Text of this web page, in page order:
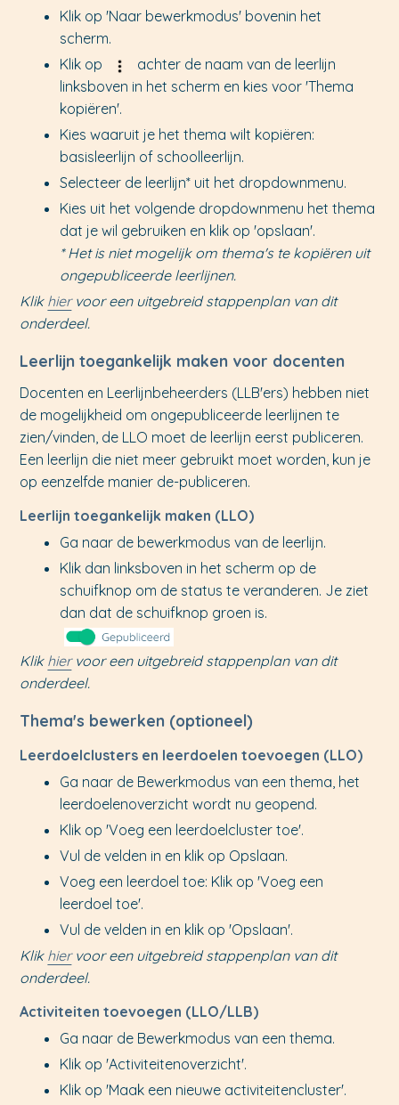
Klik op 'Naar bewerkmodus' bovenin het
scherm.
Klik op
achter de naam van de leerlijn
linksboven in het scherm en kies voor 'Thema
kopiëren'.
Kies waaruit je het thema wilt kopiëren:
basisleerlijn of schoolleerlijn.
Selecteer de leerlijn* uit het dropdownmenu.
Kies uit het volgende dropdownmenu het thema
dat je wil gebruiken en klik op 'opslaan'.
* Het is niet mogelijk om thema's te kopiëren uit
ongepubliceerde leerlijnen.
Klik hiervoor een uitgebreid stappenplan van dit
onderdeel.
Leerlijn toegankelijk maken voor docenten
Docenten en Leerlijnbeheerders (LLB'ers) hebben niet
de mogelijkheid om ongepubliceerde leerlijnen te
zien/vinden, de LLO moet de leerlijn eerst publiceren.
Een leerlijn die niet meer gebruikt moet worden, kun je
op eenzelfde manier de-publiceren.
Leerlijn toegankelijk maken (LLO)
Ga naar de bewerkmodus van de leerlijn.
Klik dan linksboven in het scherm op de
schuifknop om de status te veranderen. Je ziet
dan dat de schuifknop groen is.
Klik hiervoor een uitgebreid stappenplan van dit
onderdeel.
Thema's bewerken (optioneel)
Leerdoelclusters en leerdoelen toevoegen (LLO)
Ga naar de Bewerkmodus van een thema, het
leerdoelenoverzicht wordt nu geopend.
Klik op 'Voeg een leerdoelcluster toe'.
Vul de velden in en klik op Opslaan.
Voeg een leerdoel toe: Klik op 'Voeg een
leerdoel toe'.
Vul de velden in en klik op 'Opslaan'.
Klik hiervoor een uitgebreid stappenplan van dit
onderdeel.
Activiteiten toevoegen (LLO/LLB)
Ga naar de Bewerkmodus van een thema.
Klik op 'Activiteitenoverzicht'.
Klik op 'Maak een nieuwe activiteitencluster'.